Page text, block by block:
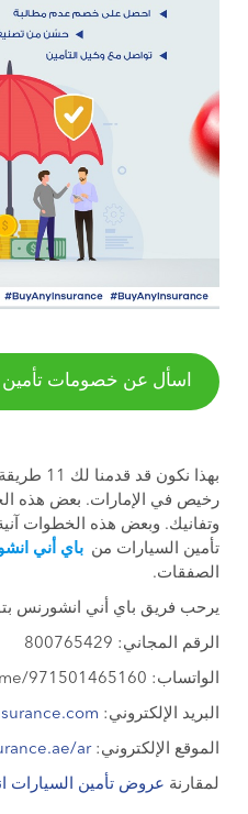
اسأل عن خصومات تأمين
بهذا
رخيص في الإمارات. بعض هذه
وتفانيك. وبعض هذه الخطوات
تأمين السيارات من باي أني
الصفقات.
يرحب فريق باي أني انشورنس
الرقم المجاني: 800765429
الواتساب: wa.me/971501465160
البريد الإلكتروني:
الموقع الإلكتروني:ar
لمقارنة عروض تأمين السيارات